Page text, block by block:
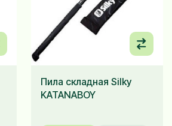
Пила складная Silky
KATANABOY